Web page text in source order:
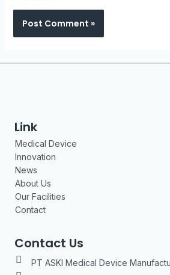
Link
Medical Device
Innovation
News
About Us
Our Facilities
Contact
Contact Us
PT ASKI Medical Device